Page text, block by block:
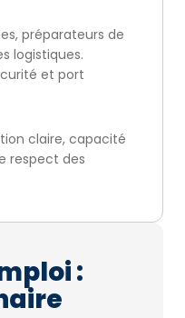
préparateurs de
logistiques.
et port
claire, capacité
respect des
: